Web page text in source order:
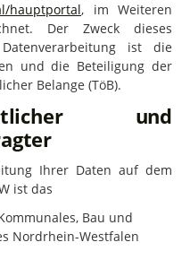
hauptportal, im Weiteren
Der Zweck dieses
ist die
und die Beteiligung der
Belange (TöB).
und
Ihrer Daten auf dem
ist das
Bau und
Nordrhein-Westfalen